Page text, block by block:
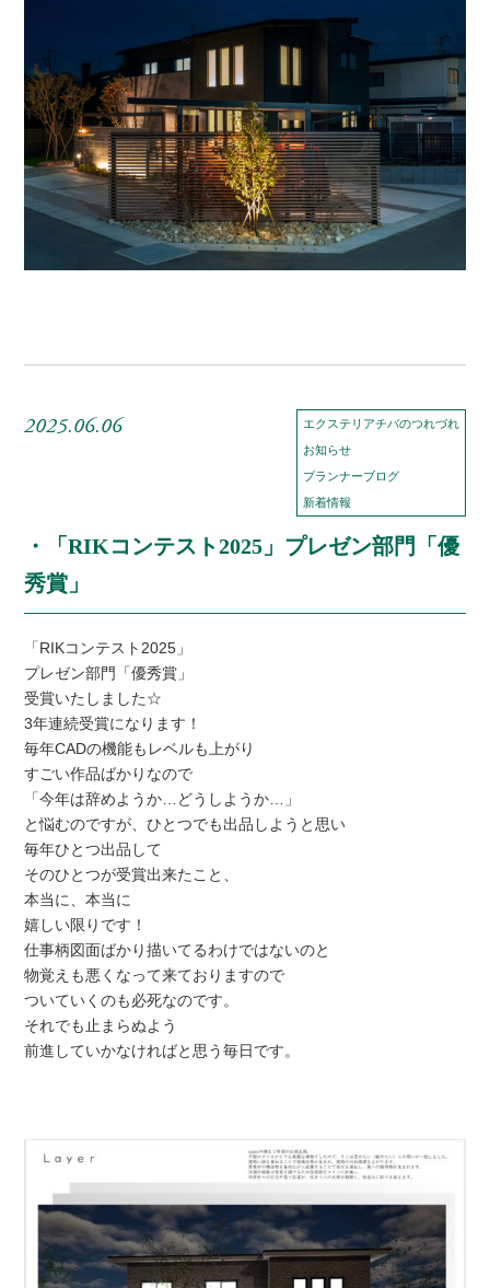
2025.06.06
エクステリアチバのつれづれ
お知らせ
プランナーブログ
新着情報
・「RIKコンテスト2025」プレゼン部門「優
秀賞」
「RIKコンテスト2025」
プレゼン部門「優秀賞」
受賞いたしました☆
3年連続受賞になります！
毎年CADの機能もレベルも上がり
すごい作品ばかりなので
「今年は辞めようか…どうしようか…」
と悩むのですが、ひとつでも出品しようと思い
毎年ひとつ出品して
そのひとつが受賞出来たこと、
本当に、本当に
嬉しい限りです！
仕事柄図面ばかり描いてるわけではないのと
物覚えも悪くなって来ておりますので
ついていくのも必死なのです。
それでも止まらぬよう
前進していかなければと思う毎日です。